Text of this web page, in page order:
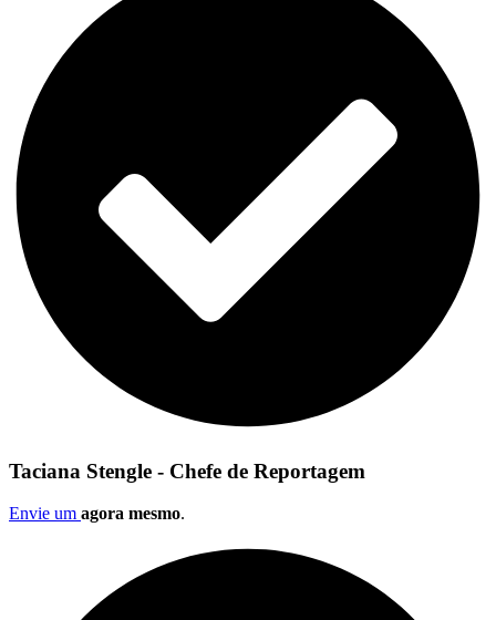
Taciana Stengle - Chefe de Reportagem
Envie um agora mesmo.